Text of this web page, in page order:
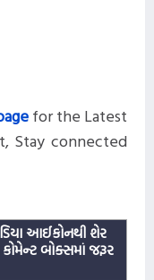
for the Latest
Stay connected
આઈકોનથી શેર
બોક્સમાં જરૂર